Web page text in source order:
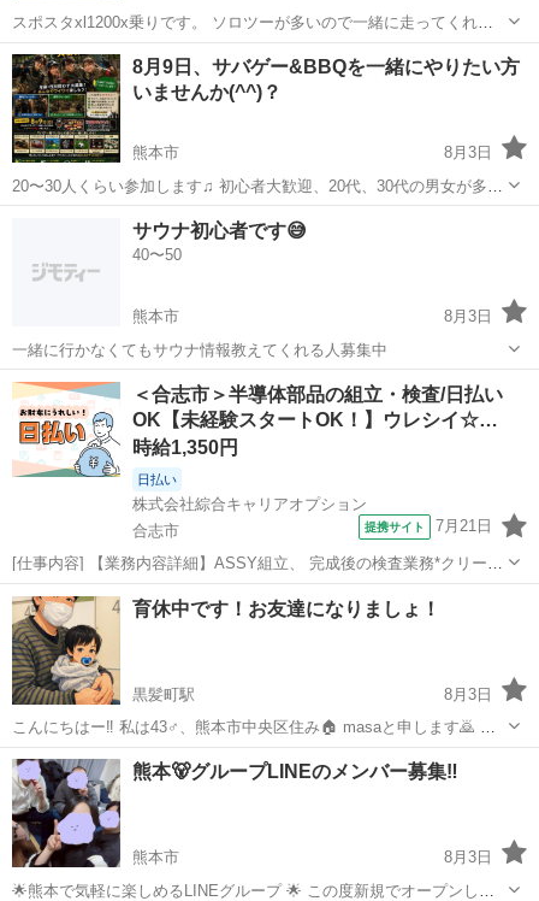
スポスタxl1200x乗りです。 ソロツーが多いので一緒に走ってくれる
仲間を募集してます！ ツーリングは阿蘇や天草の方に行く事が多いで
す🏍 アメリカンに乗ってる為すり抜け等せずゆっくり走ってます✨
熊本 合志市 ツーリング 仲間
8月9日、サバゲー&BBQを一緒にやりたい方
いませんか(^^)？
熊本市
8月3日
20〜30人くらい参加します♫ 初心者大歓迎、20代、30代の男女が多い
です(^^) 暑いですが、標高が高くて風通しがいいのでサバゲーやりや
すいです✨️ 屋内と屋外両方にフィールドがあり、晴れの日でも雨の日
でも楽しめます👍️...
友達 サバゲー
サウナ初心者です😅
40〜50
熊本市
8月3日
一緒に行かなくてもサウナ情報教えてくれる人募集中
熊本 熊本市 その他
＜合志市＞半導体部品の組立・検査/日払い
OK【未経験スタートOK！】ウレシイ☆…
時給1,350円
日払い
株式会社綜合キャリアオプション
合志市
提携サイト 7月21日
[仕事内容] 【業務内容詳細】ASSY組立、 完成後の検査業務*クリーン
ルーム作業あり 【取扱製品情報】半導体 。＋お仕事探しはコンシェル
スタッフにおまかせ＋。 あなたのお仕事探しをしっかりサポート！ た
とえば… 「もう...
熊本 合志市 工場
育休中です！お友達になりましょ！
黒髪町駅
8月3日
こんにちはー‼️ 私は43♂、熊本市中央区住み🏠️ masaと申します🙇 一
戸建てに住んでいて🏠️外国人の楽しい妻と👩 かわいい赤ちゃん2人い
ます（男の子）🧑‍🍼 趣味は食べる事🍴歩く事🚶‍➡️SNSすること📱 いち
おう夫婦...
熊本 熊本市 黒髪町駅 友達
熊本🐻グループLINEのメンバー募集‼️
熊本市
8月3日
🌟熊本で気軽に楽しめるLINEグループ 🌟 この度新規でオープンした